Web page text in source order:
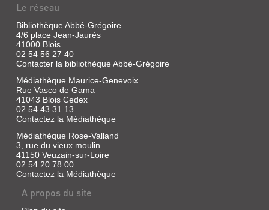
DE
TOURAINE
:...
Revue
Société
archéologique
de
Touraine
archéologique
de
Touraine,
1868
Le réseau
Bibliothèque Abbé-Grégoire
4/6 place Jean-Jaurès
41000 Blois
02 54 56 27 40
Contacter la bibliothèque Abbé-Grégoire
Médiathèque Maurice-Genevoix
Rue Vasco de Gama
41043 Blois Cedex
02 54 43 31 13
Contactez la Médiathèque
Médiathèque Rose-Valland
3, rue du vieux moulin
41150 Veuzain-sur-Loire
02 54 20 78 00
Contactez la Médiathèque
A propos du site